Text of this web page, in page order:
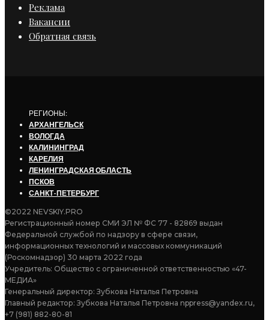
Реклама
Вакансии
Обратная связь
РЕГИОНЫ:
АРХАНГЕЛЬСК
ВОЛОГДА
КАЛИНИНГРАД
КАРЕЛИЯ
ЛЕНИНГРАДСКАЯ ОБЛАСТЬ
ПСКОВ
САНКТ-ПЕТЕРБУРГ
©2022 NEVSKIY.PRO
Регистрационный номер СМИ ЭЛ № ФС 77 - 82869 выдан
Федеральной службой по надзору в сфере связи,
информационных технологий и массовых коммуникаций
(Роскомнадзор) 30 марта 2022 года
Учредитель: Общество с ограниченной ответственностью «47-
МЕДИА»
Генеральный директор: Зубкова Наталья Петровна
Главный редактор: Зубкова Наталья Петровна nppress@yandex.ru,
+7 (981) 882-80-81